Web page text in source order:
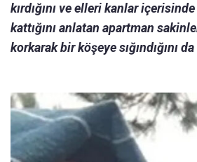
kırdığını ve elleri kanlar
kattığını anlatan apartman
korkarak bir köşeye sığındığını